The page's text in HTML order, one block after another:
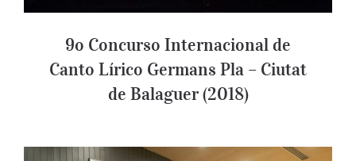
9o Concurso Internacional de
Canto Lírico Germans Pla – Ciutat
de Balaguer (2018)